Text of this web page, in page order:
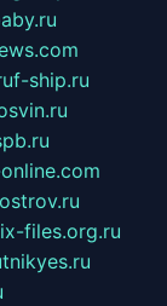
f-ship.ru
files.org.ru